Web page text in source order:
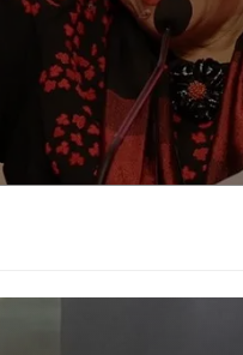
memahami
kan pernah